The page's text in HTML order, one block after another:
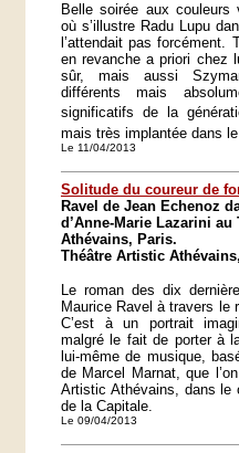
Belle soirée aux
où s’illustre Radu Lupu
l’attendait pas forcément.
en revanche a priori chez
sûr, mais aussi
différents mais
significatifs de la
mais très implantée dans
Le 11/04/2013
Solitude du coureur de
Ravel de Jean Echenoz
d’Anne-Marie Lazarini
Athévains, Paris.
Théâtre Artistic
Le roman des dix
Maurice Ravel à travers le
C’est à un portrait
malgré le fait de porter à
lui-même de musique,
de Marcel Marnat, que
Artistic Athévains, dans le
de la Capitale.
Le 09/04/2013